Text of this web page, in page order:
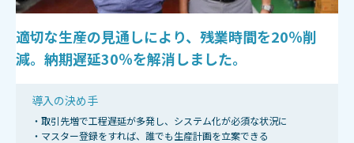
適切な生産の見通しにより、残業時間を20％削
減。納期遅延30％を解消しました。
導入の決め手
・取引先増で工程遅延が多発し、システム化が必須な状況に
・マスター登録をすれば、誰でも生産計画を立案できる